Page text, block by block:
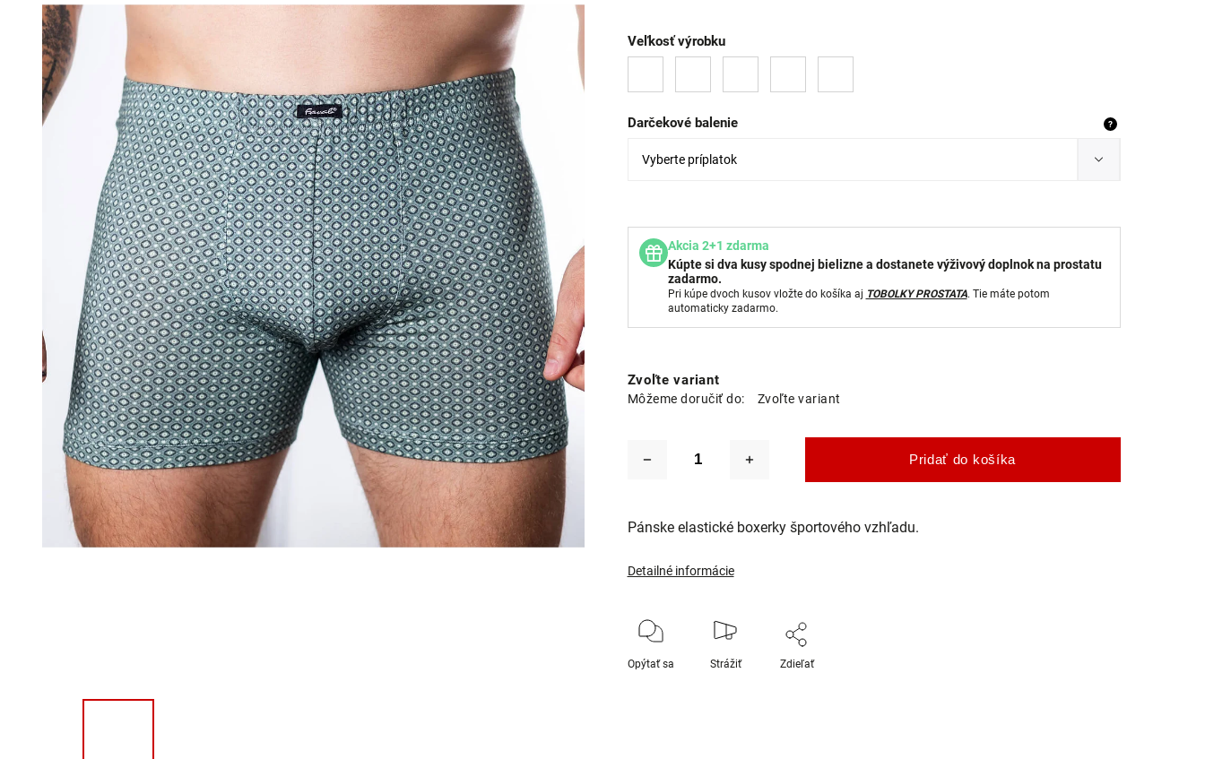
Zvoľte variant
Môžeme doručiť do: Zvoľte variant
Veľkosť výrobku
Darčekové balenie ?
Pridať do košíka
Akcia 2+1 zdarma
Kúpte si dva kusy spodnej bielizne a dostanete výživový doplnok na prostatu
zadarmo.
Pri kúpe dvoch kusov vložte do košíka aj TOBOLKY PROSTATA. Tie máte potom
automaticky zadarmo.
Pánske elastické boxerky športového vzhľadu.
Detailné informácie
Opýtať sa Strážiť Zdieľať